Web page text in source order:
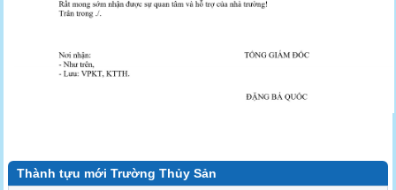
Thành tựu mới Trường Thủy Sản